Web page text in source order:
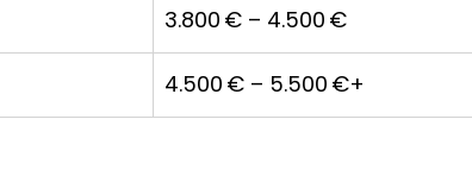
3.800 € – 4.500 €
4.500 € – 5.500 €+